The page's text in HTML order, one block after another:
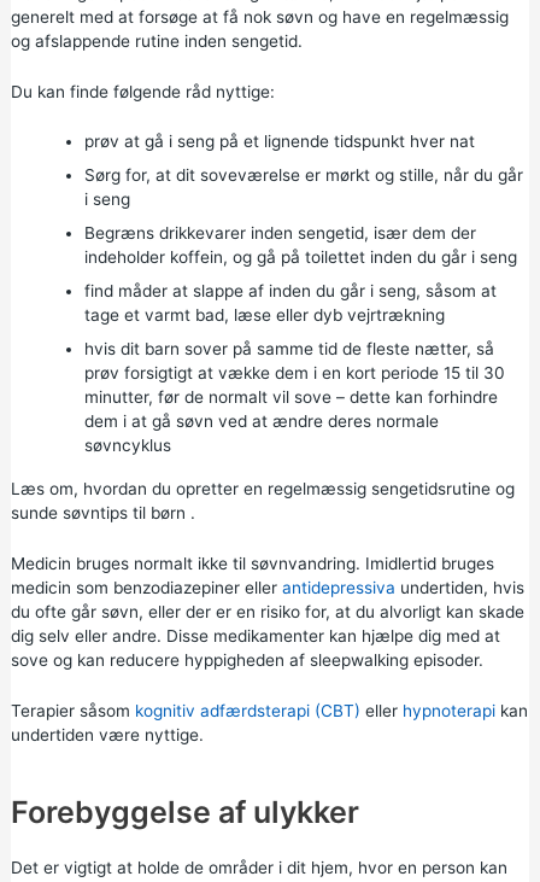
generelt med at forsøge at få nok søvn og have en regelmæssig
og afslappende rutine inden sengetid.
Du kan finde følgende råd nyttige:
prøv at gå i seng på et lignende tidspunkt hver nat
Sørg for, at dit soveværelse er mørkt og stille, når du går
i seng
Begræns drikkevarer inden sengetid, især dem der
indeholder koffein, og gå på toilettet inden du går i seng
find måder at slappe af inden du går i seng, såsom at
tage et varmt bad, læse eller dyb vejrtrækning
hvis dit barn sover på samme tid de fleste nætter, så
prøv forsigtigt at vække dem i en kort periode 15 til 30
minutter, før de normalt vil sove – dette kan forhindre
dem i at gå søvn ved at ændre deres normale
søvncyklus
Læs om, hvordan du opretter en regelmæssig sengetidsrutineog
sunde søvntips til børn .
Medicin bruges normalt ikke til søvnvandring. Imidlertid bruges
medicin som benzodiazepiner eller antidepressiva undertiden, hvis
du ofte går søvn, eller der er en risiko for, at du alvorligt kan skade
dig selv eller andre. Disse medikamenter kan hjælpe dig med at
sove og kan reducere hyppigheden af sleepwalking episoder.
Terapier såsom kognitiv adfærdsterapi (CBT) eller hypnoterapikan
undertiden være nyttige.
Forebyggelse af ulykker
Det er vigtigt at holde de områder i dit hjem, hvor en person kan